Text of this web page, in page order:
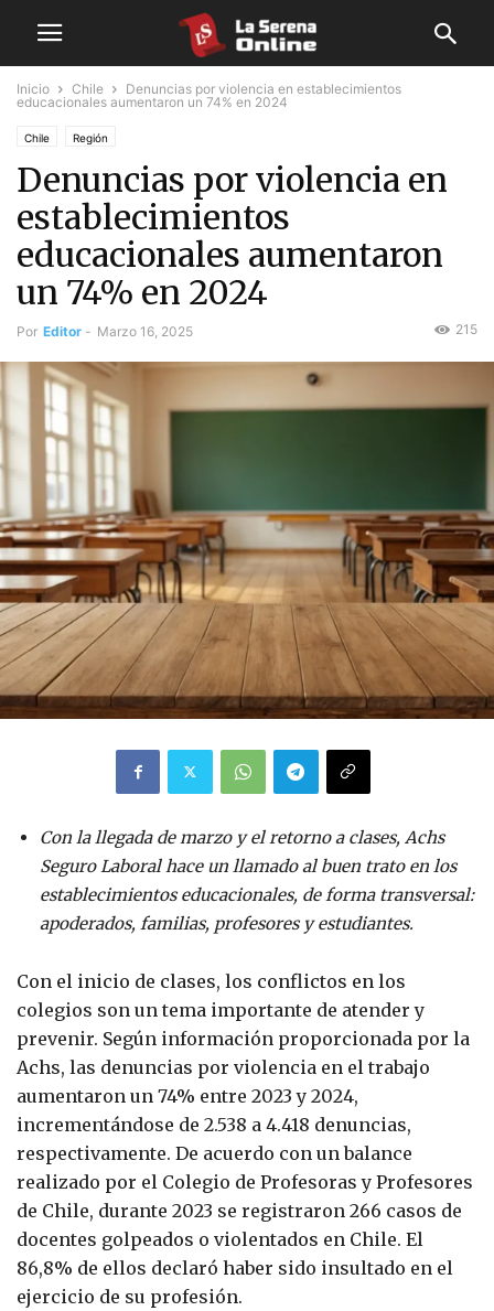
Inicio Chile
Denuncias por violencia en establecimientos
educacionales aumentaron un 74% en 2024
Chile Región
Denuncias por violencia en
establecimientos
educacionales aumentaron
un 74% en 2024
Por Editor - Marzo 16, 2025 215
Con la llegada de marzo y el retorno a clases, Achs
Seguro Laboral hace un llamado al buen trato en los
establecimientos educacionales, de forma transversal:
apoderados, familias, profesores y estudiantes.
Con el inicio de clases, los conflictos en los
colegios son un tema importante de atender y
prevenir. Según información proporcionada por la
Achs, las denuncias por violencia en el trabajo
aumentaron un 74% entre 2023 y 2024,
incrementándose de 2.538 a 4.418 denuncias,
respectivamente. De acuerdo con un balance
realizado por el Colegio de Profesoras y Profesores
de Chile, durante 2023 se registraron 266 casos de
docentes golpeados o violentados en Chile. El
86,8% de ellos declaró haber sido insultado en el
ejercicio de su profesión.